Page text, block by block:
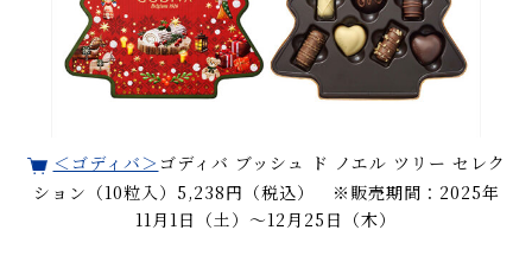
＜ゴディバ＞ ゴディバ ブッシュ ド ノエル ツリー セレク
ション（10粒入）5,238円（税込） ※販売期間：2025年
11月1日（土）〜12月25日（木）